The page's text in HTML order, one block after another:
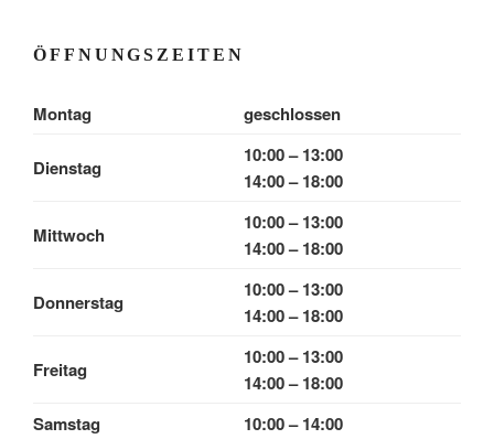
ÖFFNUNGSZEITEN
Montag geschlossen
Dienstag
10:00 – 13:00
14:00 – 18:00
Mittwoch
10:00 – 13:00
14:00 – 18:00
Donnerstag
10:00 – 13:00
14:00 – 18:00
Freitag
10:00 – 13:00
14:00 – 18:00
Samstag
10:00 – 14:00